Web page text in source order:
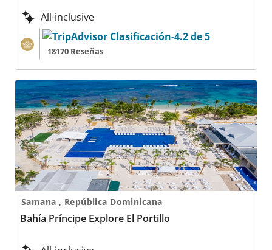
All-inclusive
18170 Reseñas
Bahía Príncipe Explore El Portillo
Samana , República Dominicana
Bahía Príncipe Explore El Portillo